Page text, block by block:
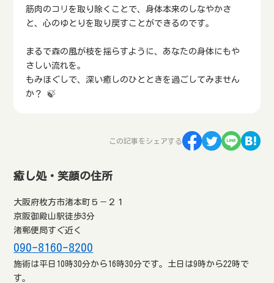
筋肉のコリを取り除くことで、身体本来のしなやかさ
と、心のゆとりを取り戻すことができるのです。
まるで森の風が枝を揺らすように、あなたの身体にもや
さしい流れを。
もみほぐしで、深い癒しのひとときを過ごしてみません
か？ 🍃
この記事をシェアする
癒し処・笑顔の住所
大阪府枚方市渚本町５－２１
京阪御殿山駅徒歩3分
渚郵便局すぐ近く
090-8160-8200
施術は平日10時30分から16時30分です。土日は9時から22時で
す。